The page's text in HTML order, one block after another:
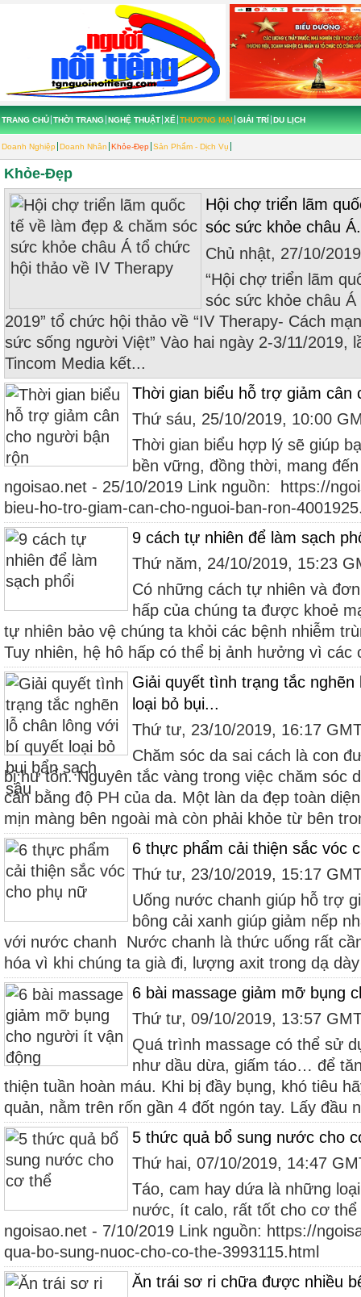
TRANG CHỦ THỜI TRANG NGHỆ THUẬT XẾ THƯƠNG MẠI
Doanh Nghiệp Doanh Nhân Khỏe-Đẹp Sản Phẩm - Dịch Vụ
GIẢI TRÍ DU LỊCH
Khỏe-Đẹp
Hội chợ triển lãm
sóc sức khỏe châu
Chủ nhật, 27/10/
“Hội chợ triển lãm
sóc sức khỏe châu Á
2019” tổ chức hội thảo về “IV Therapy- Cách
sức sống người Việt” Vào hai ngày 2-3/11/2019,
Tincom Media kết...
Thời gian biểu hỗ trợ giảm cân
Thứ sáu, 25/10/2019, 10:00
Thời gian biểu hợp lý sẽ giúp
bền vững, đồng thời, mang
ngoisao.net - 25/10/2019 Link nguồn: https://
bieu-ho-tro-giam-can-cho-nguoi-ban-ron-
9 cách tự nhiên để làm sạch
Thứ năm, 24/10/2019, 15:23
Có những cách tự nhiên và
hấp của chúng ta được khoẻ
tự nhiên bảo vệ chúng ta khỏi các bệnh nhiễm
Tuy nhiên, hệ hô hấp có thể bị ảnh hưởng vì các
Giải quyết tình trạng tắc
loại bỏ bụi...
Thứ tư, 23/10/2019, 16:17
Chăm sóc da sai cách là con
bị hư tổn. Nguyên tắc vàng trong việc chăm sóc
cân bằng độ PH của da. Một làn da đẹp toàn
mịn màng bên ngoài mà còn phải khỏe từ bên
6 thực phẩm cải thiện sắc vóc
Thứ tư, 23/10/2019, 15:17
Uống nước chanh giúp hỗ trợ
bông cải xanh giúp giảm nếp
với nước chanh Nước chanh là thức uống rất
hóa vì khi chúng ta già đi, lượng axit trong dạ
6 bài massage giảm mỡ bụng
Thứ tư, 09/10/2019, 13:57
Quá trình massage có thể sử
như dầu dừa, giấm táo… để
thiện tuần hoàn máu. Khi bị đầy bụng, khó tiêu
quản, nằm trên rốn gần 4 đốt ngón tay. Lấy đầu
5 thức quả bổ sung nước cho
Thứ hai, 07/10/2019, 14:47
Táo, cam hay dứa là những
nước, ít calo, rất tốt cho cơ
ngoisao.net - 7/10/2019 Link nguồn: https://
qua-bo-sung-nuoc-cho-co-the-3993115.html
Ăn trái sơ ri chữa được nhiều